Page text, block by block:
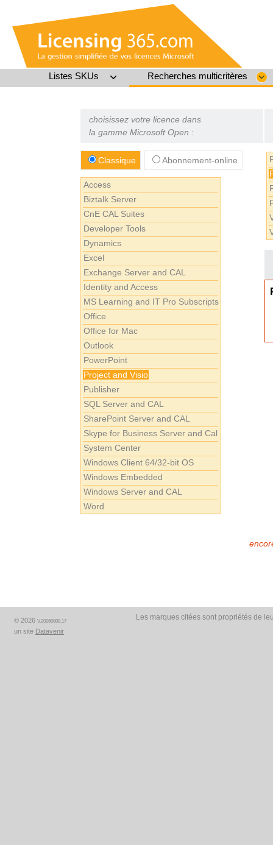
Listes SKUs Recherches multicritères
choisissez votre licence dans
la gamme Microsoft Open :
Classique Abonnement-online
Access
Biztalk Server
CnE CAL Suites
Developer Tools
Dynamics
Excel
Exchange Server and CAL
Identity and Access
MS Learning and IT Pro Subscripts
Office
Office for Mac
Outlook
PowerPoint
Project and Visio
Publisher
SQL Server and CAL
SharePoint Server and CAL
Skype for Business Server and Cal
System Center
Windows Client 64/32-bit OS
Windows Embedded
Windows Server and CAL
Word
© 2026 V.20260808.17
un site Datavenir
Les marques citées sont propriétés de